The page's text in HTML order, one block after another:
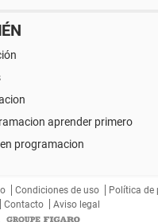
aprender primero
programacion
Condiciones de uso
Política de
Contacto
Aviso legal